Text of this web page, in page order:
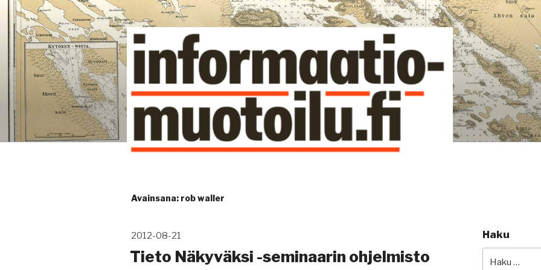
Siirry
sisältöön
Kuinka tieto tehdään näkyväksi
Avainsana: rob waller
Julkaistu
2012-08-21
Tieto Näkyväksi -seminaarin ohjelmisto
Haku